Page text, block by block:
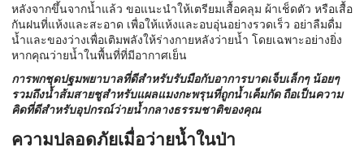
หลังจากขึ้นจากน้ำแล้ว ขอแนะนำให้เตรียมเสื้อคลุม ผ้าเช็ดตัว หรือเสื้อ
กันฝนที่แห้งและสะอาด เพื่อให้แห้งและอบอุ่นอย่างรวดเร็ว อย่าลืมดื่ม
น้ำและของว่างเพื่อเติมพลังให้ร่างกายหลังว่ายน้ำ โดยเฉพาะอย่างยิ่ง
หากคุณว่ายน้ำในพื้นที่ที่มีอากาศเย็น
การพกชุดปฐมพยาบาลที่ดีสำหรับรับมือกับอาการบาดเจ็บเล็กๆ น้อยๆ
รวมถึงน้ำส้มสายชูสำหรับแผลแมงกะพรุนที่ถูกน้ำเค็มกัด ถือเป็นความ
คิดที่ดีสำหรับอุปกรณ์ว่ายน้ำกลางธรรมชาติของคุณ
ความปลอดภัยเมื่อว่ายน้ำในป่า